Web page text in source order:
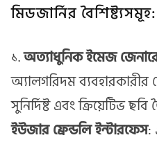
মিডজার্নির বৈশিষ্ট্যসমূহ:
১.অত্যাধুনিক ইমেজ
অ্যালগরিদম
সুনির্দিষ্ট এবং ক্রিয়েটিভ
ইউজার ফ্রেন্ডলি ইন্টারফেস: